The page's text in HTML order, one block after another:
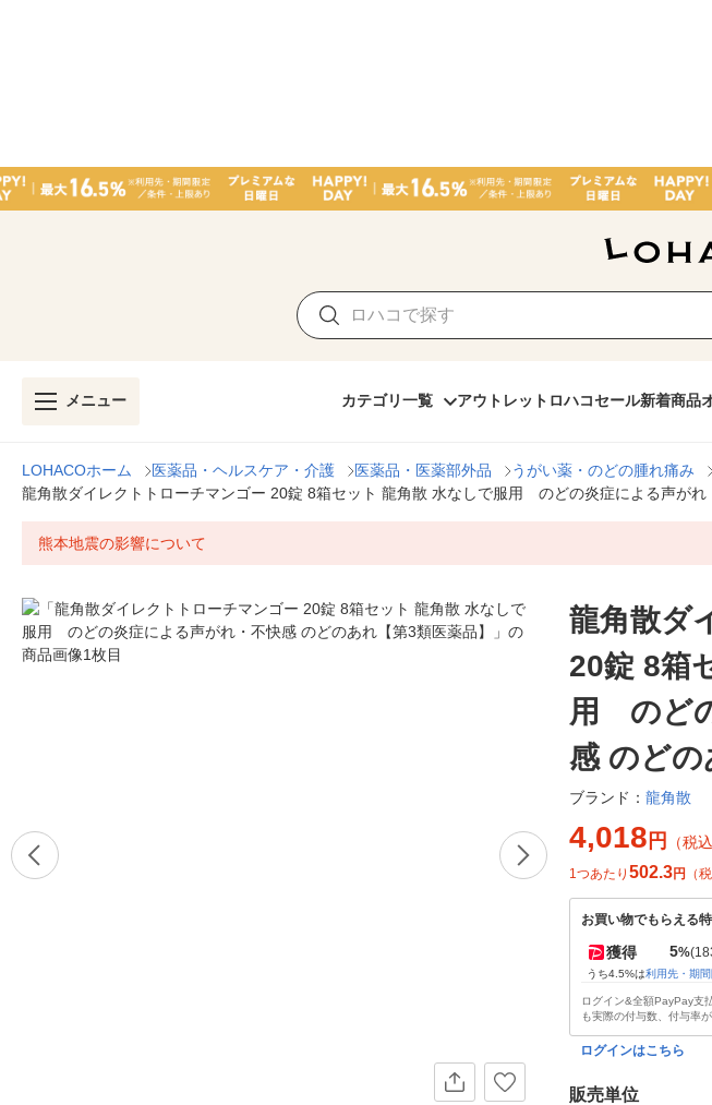
メニュー カテゴリ一覧 アウトレット ロハコセール新着商品
LOHACOホーム 医薬品・ヘルスケア・介護 医薬品・医薬部外品 うがい薬・のどの腫れ痛み
龍角散ダイレクトトローチマンゴー 20錠 8箱セット 龍角散 水なしで服用 のどの炎症による声がれ
熊本地震の影響について
龍角散ダ
20錠 8箱
用 のど
感 のどの
ブランド： 龍角散
4,018 円 （税込
1つあたり 502.3円 （
お買い物でもらえる
獲得 5%
うち4.5%は利用先・期間
ログイン&全額PayPay支
も実際の付与数、付与率
ログインはこちら
販売単位